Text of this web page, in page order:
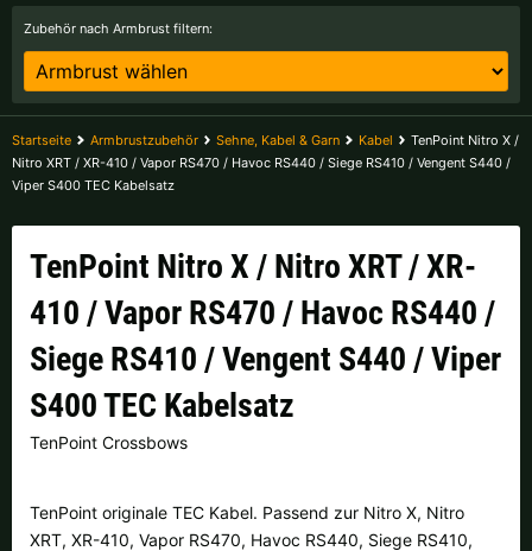
Zubehör nach Armbrust filtern:
Startseite Armbrustzubehör Sehne, Kabel & Garn Kabel
TenPoint Nitro X /
Nitro XRT / XR-410 / Vapor RS470 / Havoc RS440 / Siege RS410 / Vengent S440 /
Viper S400 TEC Kabelsatz
TenPoint Nitro X / Nitro XRT / XR-
410 / Vapor RS470 / Havoc RS440 /
Siege RS410 / Vengent S440 / Viper
S400 TEC Kabelsatz
TenPoint Crossbows
TenPoint originale TEC Kabel. Passend zur Nitro X, Nitro
XRT, XR-410, Vapor RS470, Havoc RS440, Siege RS410,
Bitte wählen Sie Ihre Versandregion:
Belgien |€ Bulgarien | лв
Deutschland |€
Finnland |€ Frankreich | €
Italien |€ Kroatien |kn
Lettland |€ Litauen |€
Niederlande |€
Schweiz |Fr. Slowakei |€
KONTAKT